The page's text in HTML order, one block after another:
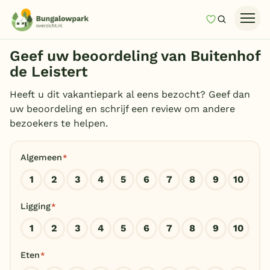
MijnZoeken
Last minutes
Top 12 aanbiedingen
Zomervakantie
Vakantiepark keuzehulp
Geef uw beoordeling van Buitenhof
de Leistert
Heeft u dit vakantiepark al eens bezocht? Geef dan
uw beoordeling en schrijf een review om andere
bezoekers te helpen.
Algemeen*
1 2 3 4 5 6 7 8 9 10
Ligging*
1 2 3 4 5 6 7 8 9 10
Eten*